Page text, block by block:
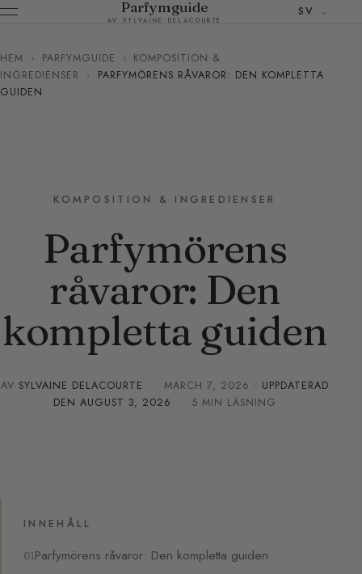
Parfymguide
AV SYLVAINE DELACOURTE
SV
HEM › PARFYMGUIDE › KOMPOSITION &
INGREDIENSER
›
PARFYMÖRENS RÅVAROR: DEN KOMPLETTA
GUIDEN
KOMPOSITION & INGREDIENSER
Parfymörens
råvaror: Den
kompletta guiden
AV SYLVAINE DELACOURTE · MARCH 7, 2026 · UPPDATERAD
DEN AUGUST 3, 2026 · 5 MIN LÄSNING
INNEHÅLL
Parfymörens råvaror: Den kompletta guiden